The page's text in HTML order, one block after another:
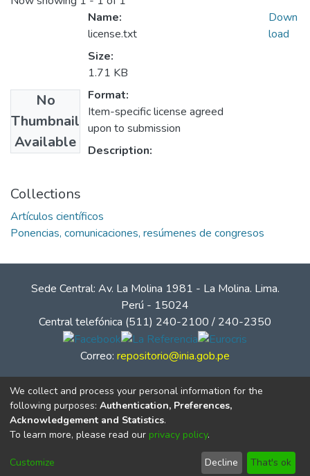
No
Thumbnail
Available
Name:
license.txt
Size:
1.71 KB
Format:
Item-specific license agreed
upon to submission
Description:
Down
load
Collections
Artículos científicos
Ponencias, comunicaciones, resúmenes de congresos
Sede Central: Av. La Molina 1981 - La Molina. Lima.
Perú - 15024
Central telefónica (511) 240-2100 / 240-2350
Correo: repositorio@inia.gob.pe
© Instituto Nacional de Innovación Agraria - INIA
We collect and process your personal information for the
following purposes: Authentication, Preferences,
Acknowledgement and Statistics.
To learn more, please read our privacy policy.
Customize Decline That's ok